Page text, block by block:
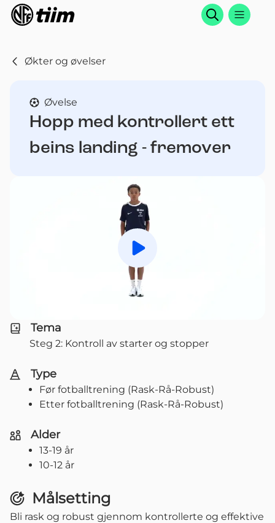
Søk
Økter og øvelser
Øvelse
Hopp med kontrollert ett
beins landing - fremover
Spill av
Tema
Steg 2: Kontroll av starter og stopper
Type
Før fotballtrening (Rask-Rå-Robust)
Etter fotballtrening (Rask-Rå-Robust)
Alder
13-19 år
10-12 år
Målsetting
Bli rask og robust gjennom kontrollerte og effektive